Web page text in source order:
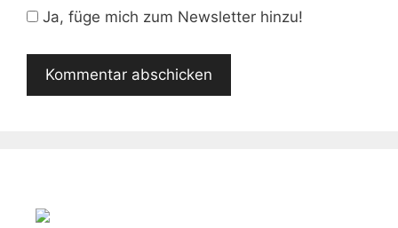
Adresse
Ja, füge mich zum Newsletter hinzu!